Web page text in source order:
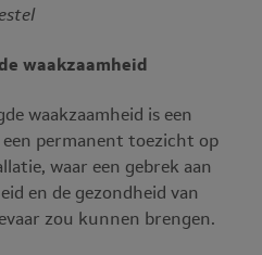
waakzaamheid
waakzaamheid is een
permanent toezicht op
waar een gebrek aan
en de gezondheid van
zou kunnen brengen.